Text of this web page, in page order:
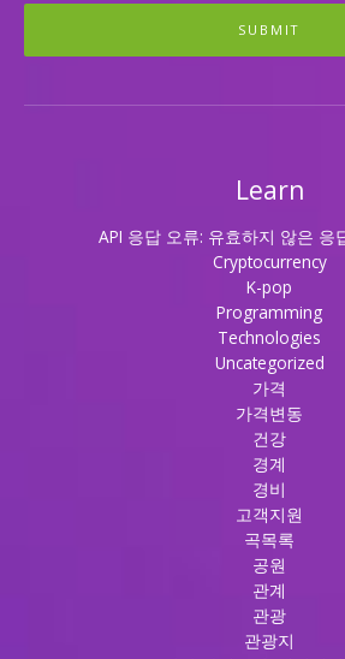
SUBMIT
Learn
API 응답 오류: 유효하지 않은 응
Cryptocurrency
K-pop
Programming
Technologies
Uncategorized
가격
가격변동
건강
경계
경비
고객지원
곡목록
공원
관계
관광
관광지